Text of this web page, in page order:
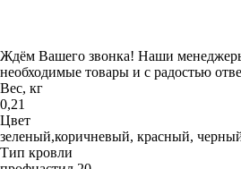
Ждём Вашего звонка! Наши
необходимые товары и с радостью
Вес, кг
0,21
Цвет
зеленый,коричневый, красный,
Тип кровли